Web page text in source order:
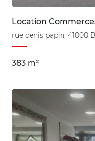
Location
rue denis papin, 41000
383 m²